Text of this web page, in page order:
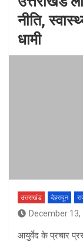
नीति,
धामी
उत्तराखंड देहरादून
December 13,
आयुर्वेद के प्रचार